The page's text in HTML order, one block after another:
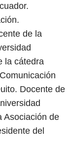
de la
la cátedra
Docente de
Asociación de
del